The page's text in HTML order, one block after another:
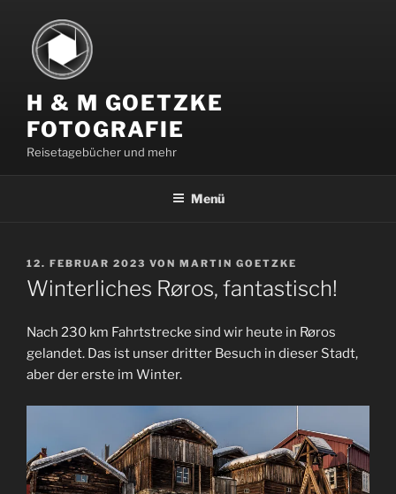
springen
H & M GOETZKE
FOTOGRAFIE
Reisetagebücher und mehr
Menü
VERÖFFENTLICHT
AM
12. FEBRUAR 2023 VON MARTIN GOETZKE
Winterliches Røros, fantastisch!
Nach 230 km Fahrtstrecke sind wir heute in Røros
gelandet. Das ist unser dritter Besuch in dieser Stadt,
aber der erste im Winter.